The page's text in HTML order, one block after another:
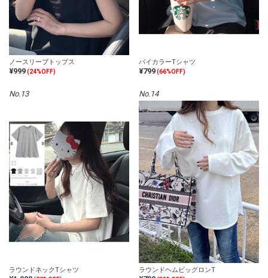
ノースリーブトップス
¥999(24%OFF)
バイカラーTシャツ
¥799(66%OFF)
No.13
ラウンドネックTシャツ
No.14
ラウンドヘムビッグロンT